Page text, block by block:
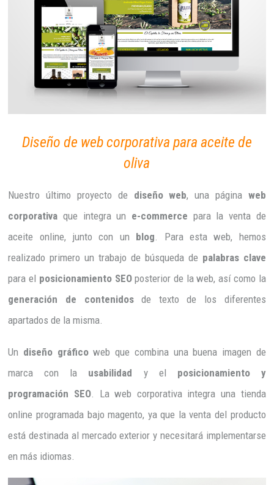
Diseño de web corporativa para aceite de
oliva
Nuestro último proyecto de diseño web, una página web
corporativa que integra un e-commerce para la venta de
aceite online, junto con un blog. Para esta web, hemos
realizado primero un trabajo de búsqueda de palabras clave
para el posicionamiento SEOposterior de la web, así como la
generación de contenidosde texto de los diferentes
apartados de la misma.
Un diseño gráficoweb que combina una buena imagen de
marca con la usabilidad y el posicionamiento y
programación SEO. La web corporativa integra una tienda
online programada bajo magento, ya que la venta del producto
está destinada al mercado exterior y necesitará implementarse
en más idiomas.